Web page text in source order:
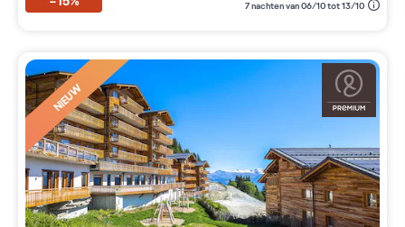
7 nachten van 06/10 tot 13/10
NIEUW